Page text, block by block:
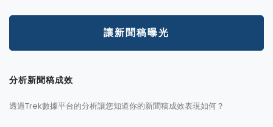
讓新聞稿曝光
分析新聞稿成效
透過Trek數據平台的分析讓您知道你的新聞稿成效表現如何？